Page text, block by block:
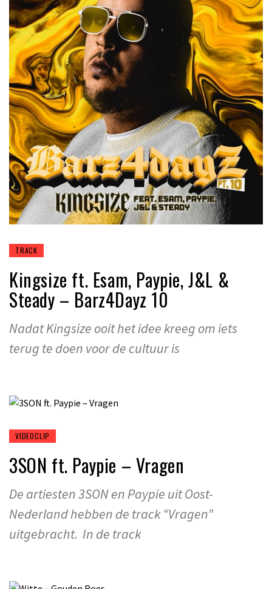
TRACK
Kingsize ft. Esam, Paypie, J&L &
Steady – Barz4Dayz 10
Nadat Kingsize ooit het idee kreeg om iets
terug te doen voor de cultuur is
VIDEOCLIP
3SON ft. Paypie – Vragen
De artiesten 3SON en Paypie uit Oost-
Nederland hebben de track “Vragen”
uitgebracht. In de track